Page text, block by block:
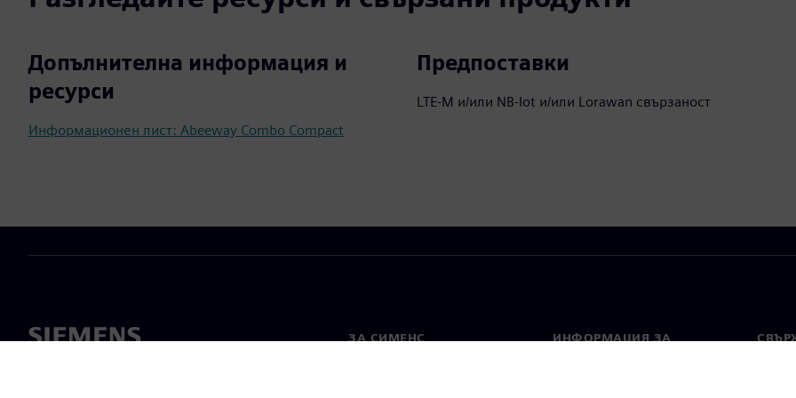
Допълнителна информация и
ресурси
Информационен лист: Abeeway Combo Compact
Предпоставки
LTE-M и/или NB-Iot и/или Lorawan свързаност
ЗА СИМЕНС
ИНФОРМАЦИЯ ЗА